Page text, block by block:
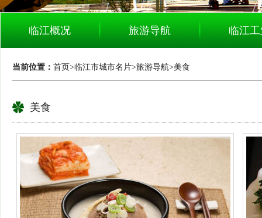
临江概况 旅游导航 临江
当前位置： 首页>临江市城市名片>旅游导航>美食
美食